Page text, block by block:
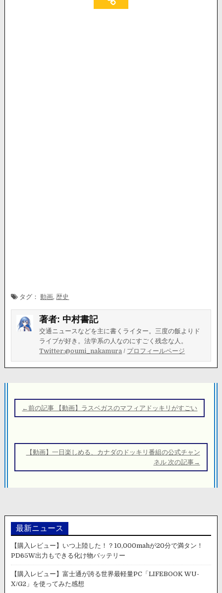
タグ：動画, 歴史
著者: 中村書記
交通ニュースなどを主に書くライター。三度の飯よりド
ライブが好き。法学系の人なのにすごく残念な人。
Twitter:@oumi_nakamura / プロフィールページ
稿
ナ
ゲ
シ
←前の記事 【動画】ラスベガスのマフィアドッキリがすごい
【動画】一日楽しめる、カナダのドッキリ番組の公式チャン
ネル 次の記事→
最新ニュース
【購入レビュー】いつ上陸した！？10,000mahが20分で満タン！
PD65W出力もできる化け物バッテリー
【購入レビュー】富士通が誇る世界最軽量PC「LIFEBOOK WU-
X/G2」を使ってみた感想